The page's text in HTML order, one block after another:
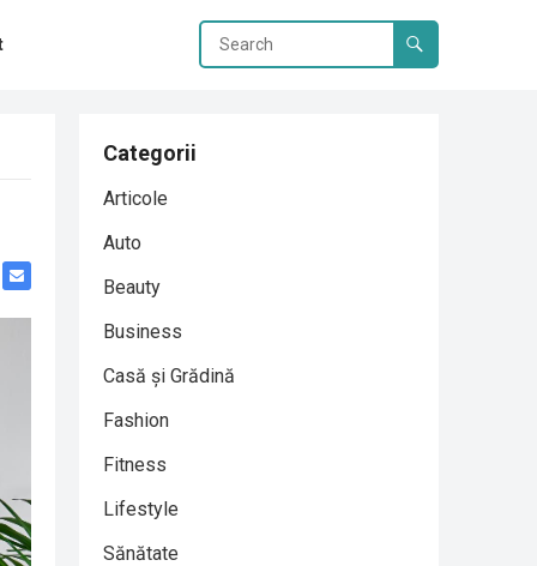
Categorii
Articole
Auto
Beauty
Business
Casă și Grădină
Fashion
Fitness
Lifestyle
Sănătate